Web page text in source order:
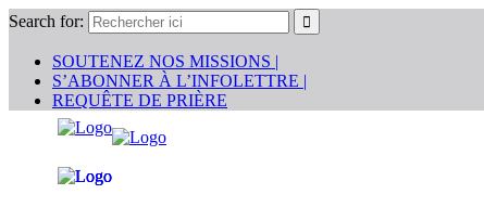
Search for:
SOUTENEZ NOS MISSIONS |
S’ABONNER À L’INFOLETTRE |
REQUÊTE DE PRIÈRE